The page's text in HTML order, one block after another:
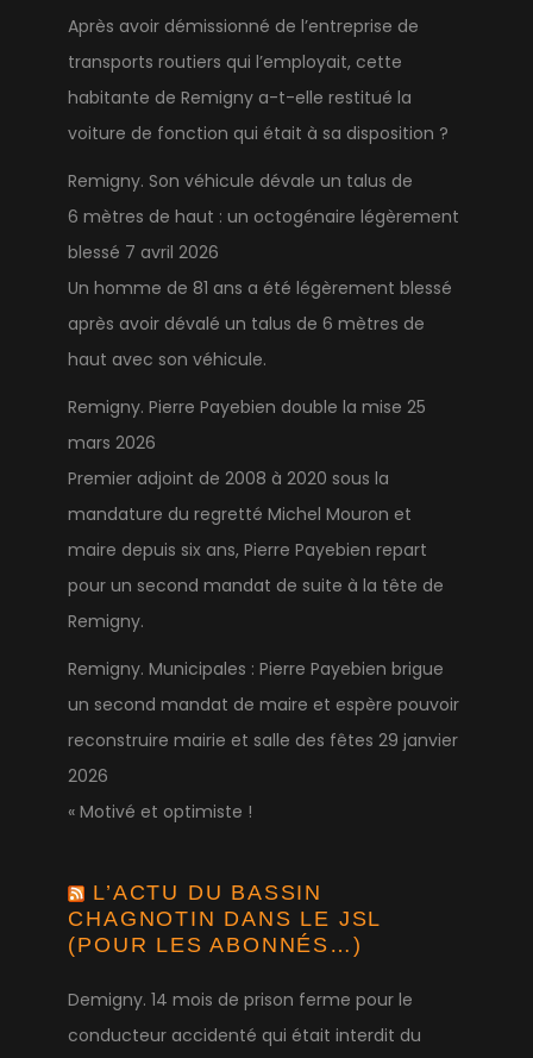
Après avoir démissionné de l’entreprise de
transports routiers qui l’employait, cette
habitante de Remigny a-t-elle restitué la
voiture de fonction qui était à sa disposition ?
Remigny. Son véhicule dévale un talus de
6 mètres de haut : un octogénaire légèrement
blessé 7 avril 2026
Un homme de 81 ans a été légèrement blessé
après avoir dévalé un talus de 6 mètres de
haut avec son véhicule.
Remigny. Pierre Payebien double la mise 25
mars 2026
Premier adjoint de 2008 à 2020 sous la
mandature du regretté Michel Mouron et
maire depuis six ans, Pierre Payebien repart
pour un second mandat de suite à la tête de
Remigny.
Remigny. Municipales : Pierre Payebien brigue
un second mandat de maire et espère pouvoir
reconstruire mairie et salle des fêtes 29 janvier
2026
« Motivé et optimiste !
L’ACTU DU BASSIN
CHAGNOTIN DANS LE JSL
(POUR LES ABONNÉS…)
Demigny. 14 mois de prison ferme pour le
conducteur accidenté qui était interdit du